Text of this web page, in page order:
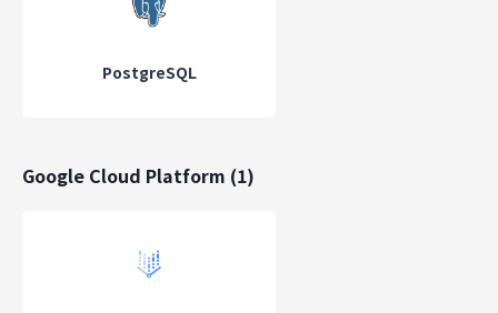
スキル開発支援
設立 2022年
〒101-0041 東京都千代田区神田須田町2-5 東京
PostgreSQL
Google Cloud Platform (1)